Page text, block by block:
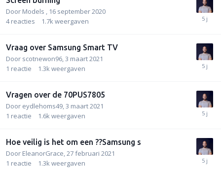
Door Models
16 september 2020
4 reacties 1.7k weergaven
Vraag over Samsung Smart TV
Door scotnewon96 3 maart 2021
1 reactie 1.3k weergaven
Vragen over de 70PUS7805
Door eydlehoms49 3 maart 2021
1 reactie 1.6k weergaven
Hoe veilig is het om een ??Samsung s
Door EleanorGrace 27 februari 2021
1 reactie 1.3k weergaven